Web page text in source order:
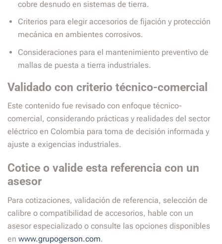
cobre desnudo en sistemas de tierra.
Criterios para elegir accesorios de fijación y protección
mecánica en ambientes corrosivos.
Consideraciones para el mantenimiento preventivo de
mallas de puesta a tierra industriales.
Validado con criterio técnico-comercial
Este contenido fue revisado con enfoque técnico-
comercial, considerando prácticas y realidades del sector
eléctrico en Colombia para toma de decisión informada y
ajuste a exigencias industriales.
Cotice o valide esta referencia con un
asesor
Para cotizaciones, validación de referencia, selección de
calibre o compatibilidad de accesorios, hable con un
asesor especializado o consulte las opciones disponibles
en www.grupogerson.com.